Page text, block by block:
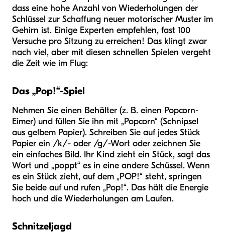
dass eine hohe Anzahl von Wiederholungen der
Schlüssel zur Schaffung neuer motorischer Muster im
Gehirn ist. Einige Experten empfehlen, fast 100
Versuche pro Sitzung zu erreichen! Das klingt zwar
nach viel, aber mit diesen schnellen Spielen vergeht
die Zeit wie im Flug:
Das „Pop!“-Spiel
Nehmen Sie einen Behälter (z. B. einen Popcorn-
Eimer) und füllen Sie ihn mit „Popcorn“ (Schnipsel
aus gelbem Papier). Schreiben Sie auf jedes Stück
Papier ein /k/- oder /g/-Wort oder zeichnen Sie
ein einfaches Bild. Ihr Kind zieht ein Stück, sagt das
Wort und „poppt“ es in eine andere Schüssel. Wenn
es ein Stück zieht, auf dem „POP!“ steht, springen
Sie beide auf und rufen „Pop!“. Das hält die Energie
hoch und die Wiederholungen am Laufen.
Schnitzeljagd